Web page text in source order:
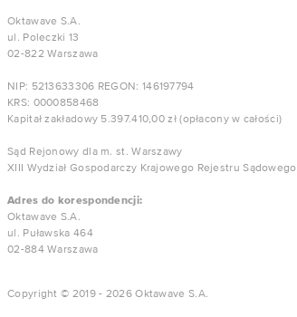
Oktawave S.A.
ul. Poleczki 13
02-822 Warszawa
NIP: 5213633306 REGON: 146197794
KRS: 0000858468
Kapitał zakładowy 5.397.410,00 zł (opłacony w całości)
Sąd Rejonowy dla m. st. Warszawy
XIII Wydział Gospodarczy Krajowego Rejestru Sądowego
Adres do korespondencji:
Oktawave S.A.
ul. Puławska 464
02-884 Warszawa
Copyright © 2019 - 2026 Oktawave S.A.